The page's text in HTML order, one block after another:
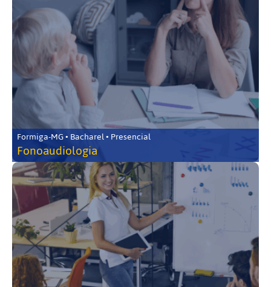
Formiga-MG • Bacharel • Presencial
Fonoaudiologia